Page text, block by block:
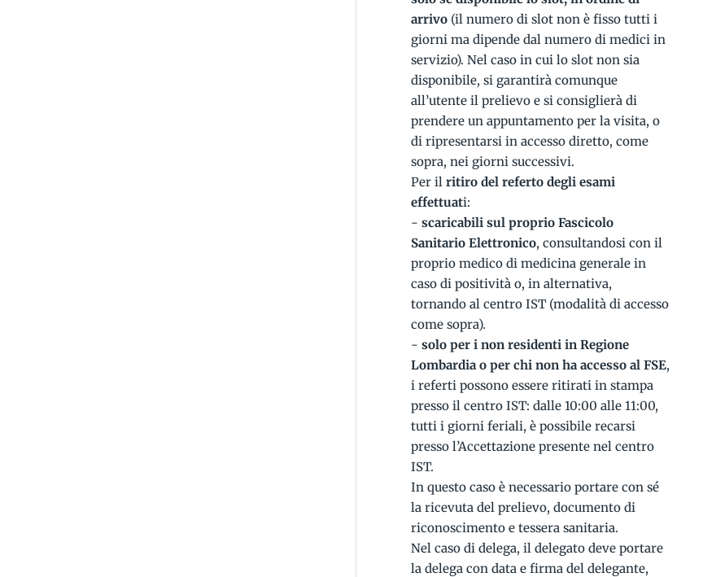
arrivo(il numero di slot non è fisso tutti i
giorni ma dipende dal numero di medici in
servizio). Nel caso in cui lo slot non sia
disponibile, si garantirà comunque
all’utente il prelievo e si consiglierà di
prendere un appuntamento per la visita, o
di ripresentarsi in accesso diretto, come
sopra, nei giorni successivi.
Per il ritiro del referto degli esami
effettuati:
- scaricabili sul proprio Fascicolo
Sanitario Elettronico, consultandosi con il
proprio medico di medicina generale in
caso di positività o, in alternativa,
tornando al centro IST (modalità di accesso
come sopra).
- solo per i non residenti in Regione
Lombardia o per chi non ha accesso al FSE,
i referti possono essere ritirati in stampa
presso il centro IST: dalle 10:00 alle 11:00,
tutti i giorni feriali, è possibile recarsi
presso l’Accettazione presente nel centro
IST.
In questo caso è necessario portare con sé
la ricevuta del prelievo, documento di
riconoscimento e tessera sanitaria.
Nel caso di delega, il delegato deve portare
la delega con data e firma del delegante,